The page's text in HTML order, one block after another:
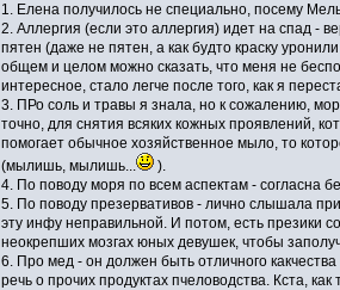
1. Елена получилось не специально, посему
2. Аллергия (если это аллергия) идет на спад -
пятен (даже не пятен, а как будто краску
общем и целом можно сказать, что меня не
интересное, стало легче после того, как я
3. ПРо соль и травы я знала, но к сожалению,
точно, для снятия всяких кожных проявлений,
помогает обычное хозяйственное мыло, то
(мылишь, мылишь...
).
4. По поводу моря по всем аспектам - согласна
5. По поводу презервативов - лично слышала
эту инфу неправильной. И потом, есть презики
неокрепших мозгах юных девушек, чтобы
6. Про мед - он должен быть отличного
речь о прочих продуктах пчеловодства. Кста,